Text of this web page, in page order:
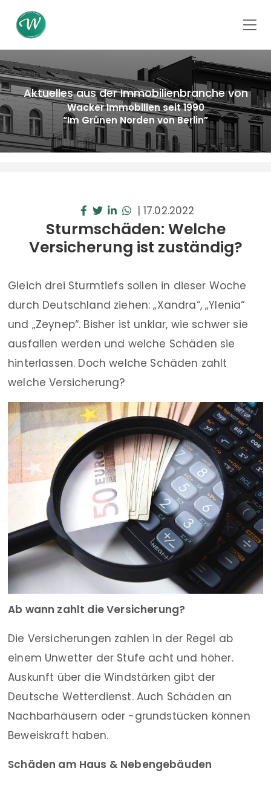
Aktuelles aus der Immobilienbranche von
Wacker Immobilien seit 1990
“Im Grünen Norden von Berlin”
| 17.02.2022
Sturmschäden: Welche
Versicherung ist zuständig?
Gleich drei Sturmtiefs sollen in dieser Woche
durch Deutschland ziehen: „Xandra“, „Ylenia“
und „Zeynep“. Bisher ist unklar, wie schwer sie
ausfallen werden und welche Schäden sie
hinterlassen. Doch welche Schäden zahlt
welche Versicherung?
Ab wann zahlt die Versicherung?
Die Versicherungen zahlen in der Regel ab
einem Unwetter der Stufe acht und höher.
Auskunft über die Windstärken gibt der
Deutsche Wetterdienst. Auch Schäden an
Nachbarhäusern oder -grundstücken können
Beweiskraft haben.
Schäden am Haus & Nebengebäuden